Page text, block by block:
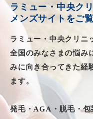
ラミュー・中央ク
メンズサイトをご
ラミュー・中央クリニ
全国のみなさまの悩み
みに向き合ってきた経
ます。
発毛・AGA・脱毛・包